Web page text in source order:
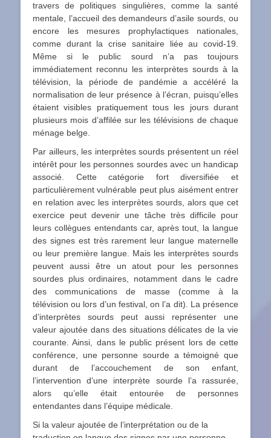
travers de politiques singulières, comme la santé
mentale, l’accueil des demandeurs d’asile sourds, ou
encore les mesures prophylactiques nationales,
comme durant la crise sanitaire liée au covid-19.
Même si le public sourd n’a pas toujours
immédiatement reconnu les interprètes sourds à la
télévision, la période de pandémie a accéléré la
normalisation de leur présence à l’écran, puisqu’elles
étaient visibles pratiquement tous les jours durant
plusieurs mois d’affilée sur les télévisions de chaque
ménage belge.
Par ailleurs, les interprètes sourds présentent un réel
intérêt pour les personnes sourdes avec un handicap
associé. Cette catégorie fort diversifiée et
particulièrement vulnérable peut plus aisément entrer
en relation avec les interprètes sourds, alors que cet
exercice peut devenir une tâche très difficile pour
leurs collègues entendants car, après tout, la langue
des signes est très rarement leur langue maternelle
ou leur première langue. Mais les interprètes sourds
peuvent aussi être un atout pour les personnes
sourdes plus ordinaires, notamment dans le cadre
des communications de masse (comme à la
télévision ou lors d’un festival, on l’a dit). La présence
d’interprètes sourds peut aussi représenter une
valeur ajoutée dans des situations délicates de la vie
courante. Ainsi, dans le public présent lors de cette
conférence, une personne sourde a témoigné que
durant de l’accouchement de son enfant,
l’intervention d’une interprète sourde l’a rassurée,
alors qu’elle était entourée de personnes
entendantes dans l’équipe médicale.
Si la valeur ajoutée de l’interprétation ou de la